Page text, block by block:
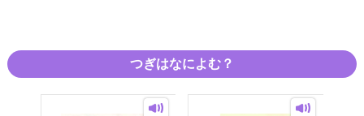
つぎはなによむ？